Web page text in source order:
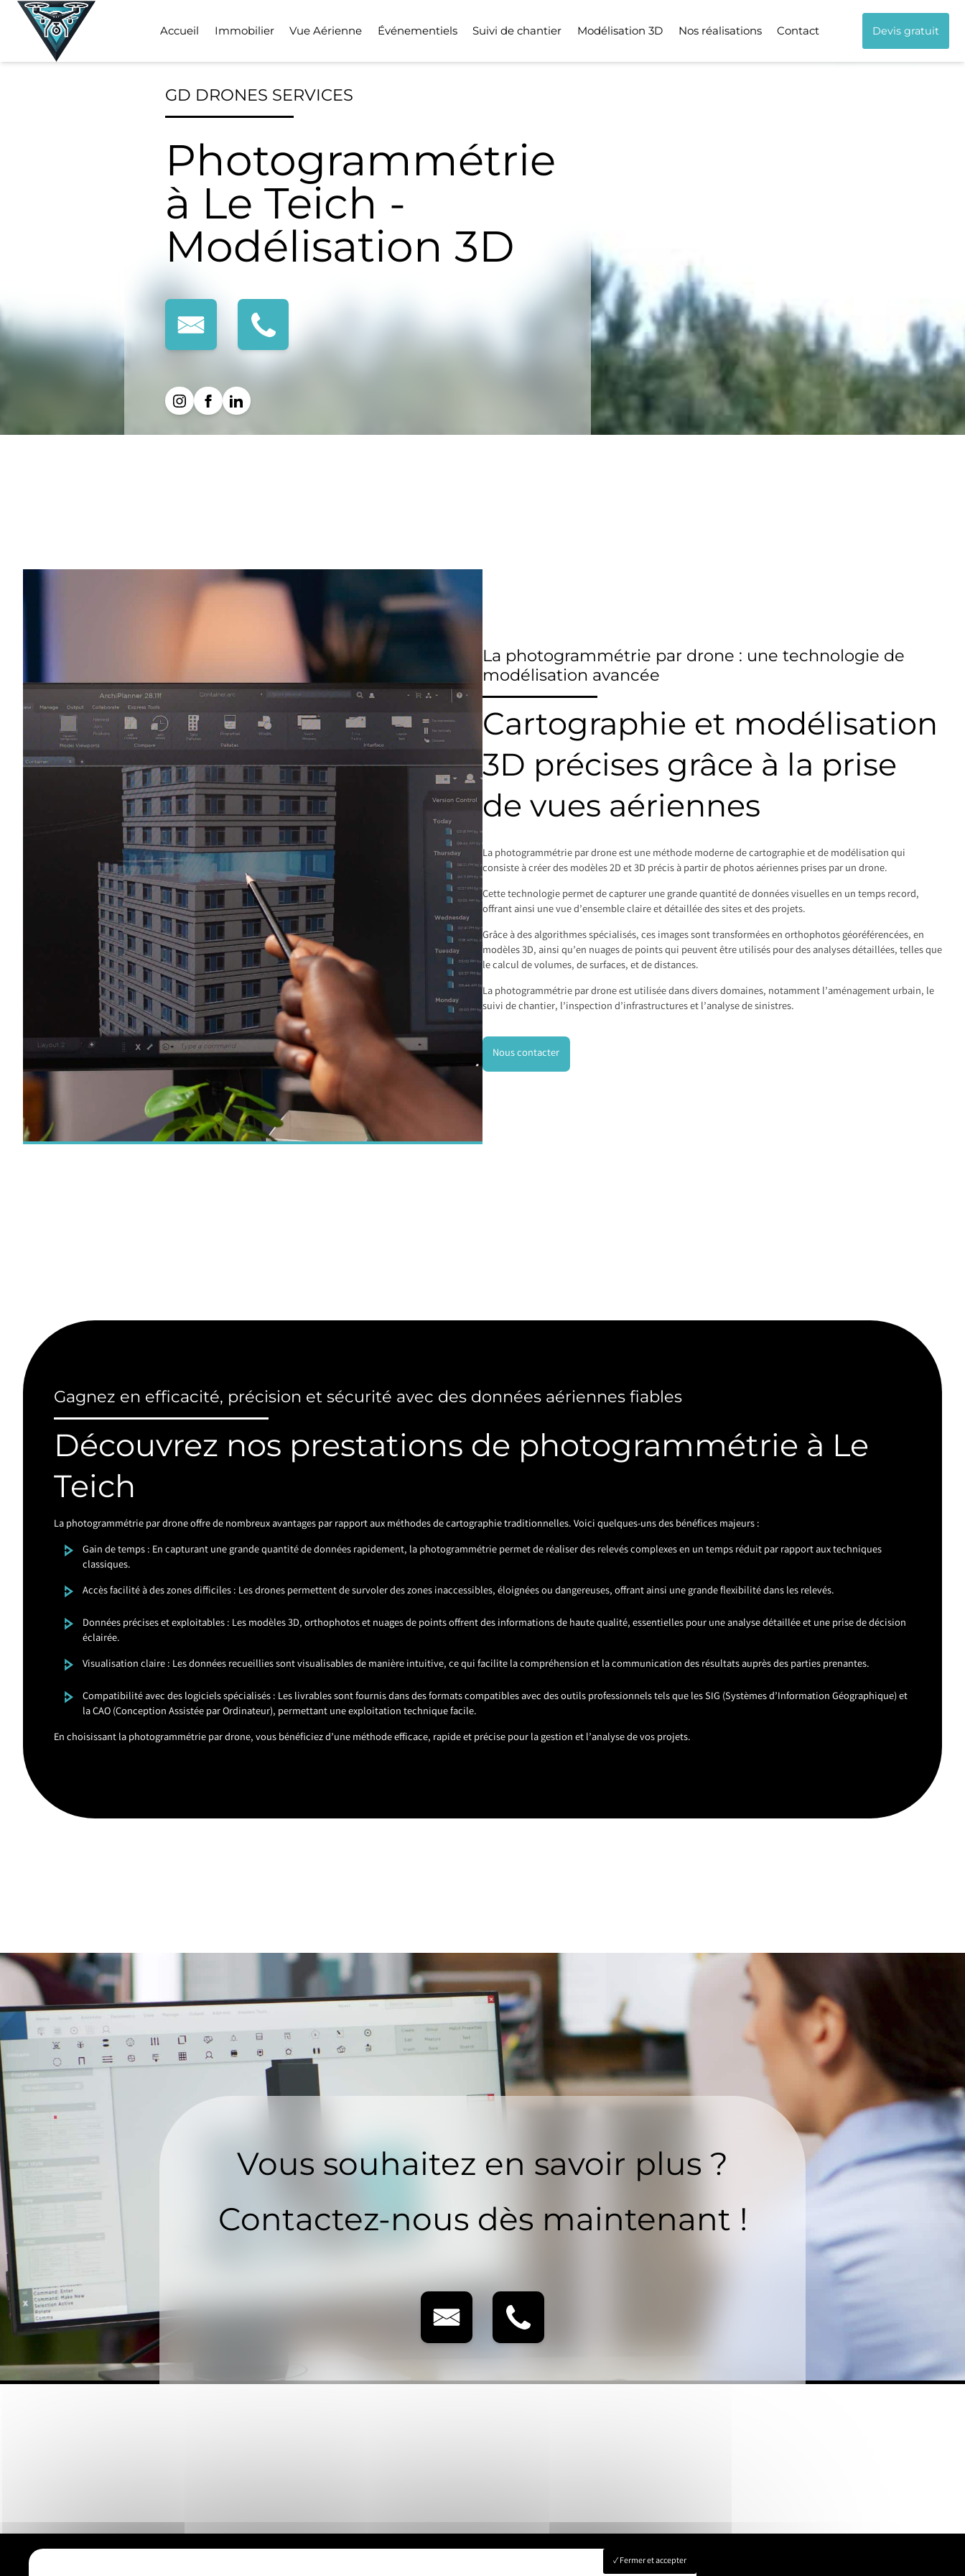
Skip
Accueil Immobilier Vue Aérienne Événementiels Suivi de chantier Modélisation 3D Nos réalisations Contact Devis gratuit
GD DRONES SERVICES
Photogrammétrie
à Le Teich -
Modélisation 3D
La photogrammétrie par drone : une technologie de
modélisation avancée
Cartographie et modélisation
3D précises grâce à la prise
de vues aériennes
La photogrammétrie par drone est une méthode moderne de cartographie et de modélisation qui
consiste à créer des modèles 2D et 3D précis à partir de photos aériennes prises par un drone.
Cette technologie permet de capturer une grande quantité de données visuelles en un temps record,
offrant ainsi une vue d’ensemble claire et détaillée des sites et des projets.
Grâce à des algorithmes spécialisés, ces images sont transformées en orthophotos géoréférencées, en
modèles 3D, ainsi qu’en nuages de points qui peuvent être utilisés pour des analyses détaillées, telles que
le calcul de volumes, de surfaces, et de distances.
La photogrammétrie par drone est utilisée dans divers domaines, notamment l’aménagement urbain, le
suivi de chantier, l’inspection d’infrastructures et l’analyse de sinistres.
Nous contacter
Gagnez en efficacité, précision et sécurité avec des données aériennes fiables
Découvrez nos prestations de photogrammétrie à Le
Teich
La photogrammétrie par drone offre de nombreux avantages par rapport aux méthodes de cartographie traditionnelles. Voici quelques-uns des bénéfices majeurs :
Gain de temps : En capturant une grande quantité de données rapidement, la photogrammétrie permet de réaliser des relevés complexes en un temps réduit par rapport aux techniques
classiques.
Accès facilité à des zones difficiles : Les drones permettent de survoler des zones inaccessibles, éloignées ou dangereuses, offrant ainsi une grande flexibilité dans les relevés.
Données précises et exploitables : Les modèles 3D, orthophotos et nuages de points offrent des informations de haute qualité, essentielles pour une analyse détaillée et une prise de décision
éclairée.
Visualisation claire : Les données recueillies sont visualisables de manière intuitive, ce qui facilite la compréhension et la communication des résultats auprès des parties prenantes.
Compatibilité avec des logiciels spécialisés : Les livrables sont fournis dans des formats compatibles avec des outils professionnels tels que les SIG (Systèmes d’Information Géographique) et
la CAO (Conception Assistée par Ordinateur), permettant une exploitation technique facile.
En choisissant la photogrammétrie par drone, vous bénéficiez d’une méthode efficace, rapide et précise pour la gestion et l’analyse de vos projets.
Vous souhaitez en savoir plus ?
Contactez-nous dès maintenant !
Fermer et accepter